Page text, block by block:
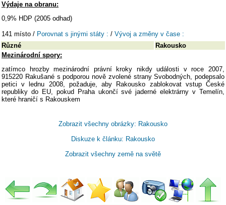
Výdaje na obranu:
0,9% HDP (2005 odhad)
141 místo / Porovnat s jinými státy : / Vývoj a změny v čase :
Různé
Rakousko
Mezinárodní spory:
zatímco hrozby mezinárodní právní kroky nikdy události v roce 2007,
915220 Rakušané s podporou nově zvolené strany Svobodných, podepsalo
petici v lednu 2008, požaduje, aby Rakousko zablokovat vstup České
republiky do EU, pokud Praha ukončí své jaderné elektrárny v Temelín,
které hraničí s Rakouskem
Zobrazit všechny obrázky: Rakousko
Diskuze k článku: Rakousko
Zobrazit všechny země na světě